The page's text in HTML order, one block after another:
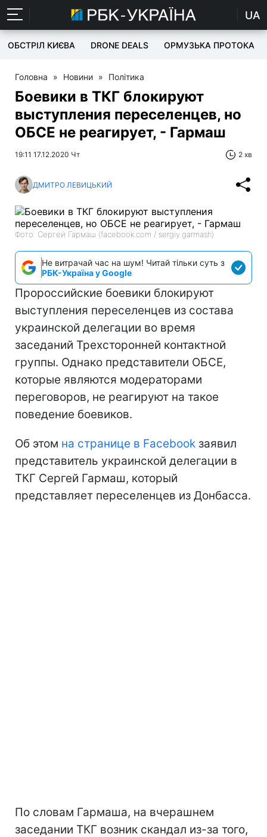
UA
ОБСТРІЛ КИЄВА DRONE DEALS ОРМУЗЬКА ПРОТОКА
Головна » Новини » Політика
Боевики в ТКГ блокируют
выступления переселенцев, но
ОБСЕ не реагирует, - Гармаш
19:11 17.12.2020 Чт 2 хв
ДМИТРО ЛЕВИЦЬКИЙ
Фото: Сергей Гармаш (facebook.com / sergiy.garmash)
Не витрачай час на шум! Читай тільки суть з
РБК-Україна у Google
Пророссийские боевики блокируют
выступления переселенцев из состава
украинской делегации во время
заседаний Трехсторонней контактной
группы. Однако представители ОБСЕ,
которые являются модераторами
переговоров, не реагируют на такое
поведение боевиков.
Об этом на странице в Facebook заявил
представитель украинской делегации в
ТКГ Сергей Гармаш, который
представляет переселенцев из Донбасса.
По словам Гармаша, на вчерашнем
заседании ТКГ возник скандал из-за того,